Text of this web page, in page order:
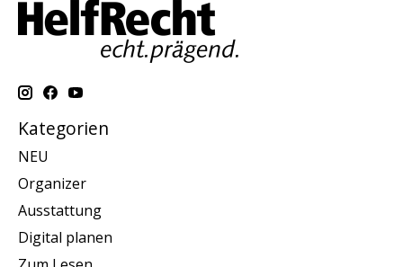
Kategorien
NEU
Organizer
Ausstattung
Digital planen